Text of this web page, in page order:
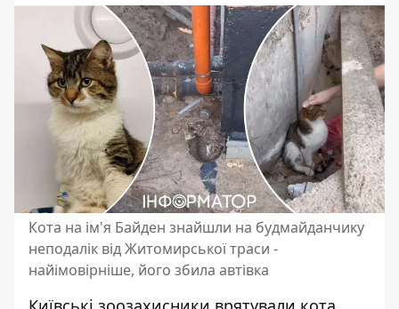
Кота на ім'я Байден знайшли на будмайданчику
неподалік від Житомирської траси -
найімовірніше, його збила автівка